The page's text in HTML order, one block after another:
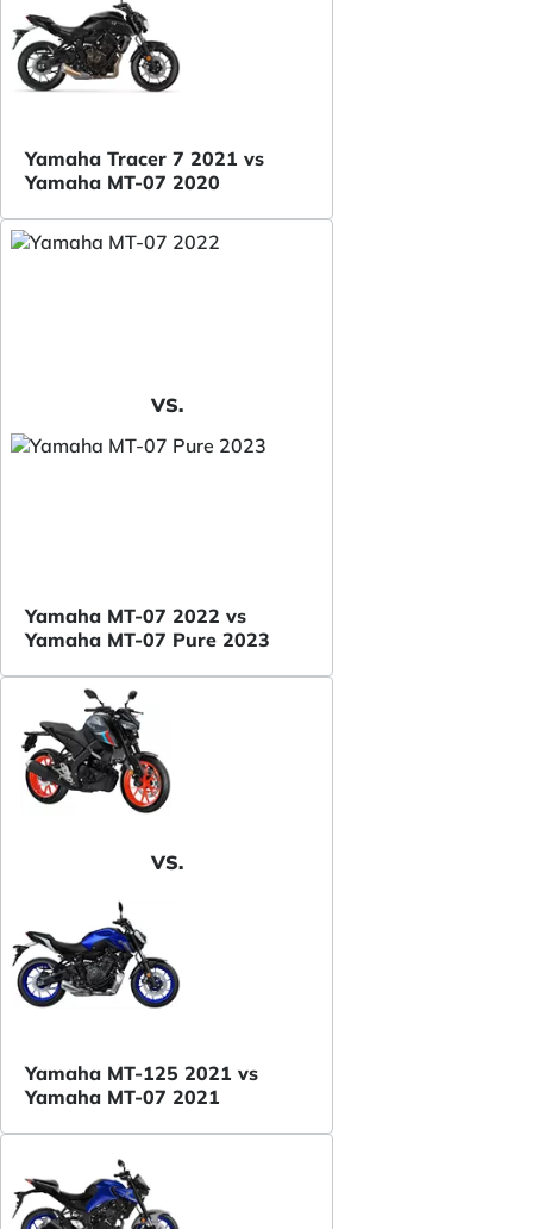
Yamaha Tracer 7 2021 vs
Yamaha MT-07 2020
VS.
Yamaha MT-07 2022 vs
Yamaha MT-07 Pure 2023
VS.
Yamaha MT-125 2021 vs
Yamaha MT-07 2021